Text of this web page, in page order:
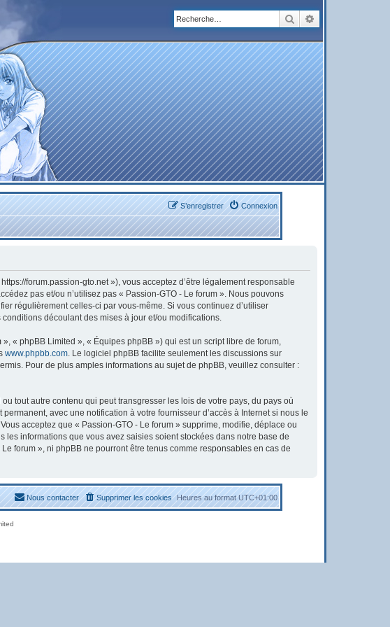
Rechercher
Connexion
S’enregistrer
forum.passion-gto.net »), vous acceptez d’être légalement responsable
pas et/ou n’utilisez pas « Passion-GTO - Le forum ». Nous pouvons
régulièrement celles-ci par vous-même. Si vous continuez d’utiliser
découlant des mises à jour et/ou modifications.
« phpBB Limited », « Équipes phpBB ») qui est un script libre de forum,
www.phpbb.com. Le logiciel phpBB facilite seulement les discussions sur
Pour de plus amples informations au sujet de phpBB, veuillez consulter :
tout autre contenu qui peut transgresser les lois de votre pays, du pays où
avec une notification à votre fournisseur d’accès à Internet si nous le
acceptez que « Passion-GTO - Le forum » supprime, modifie, déplace ou
informations que vous avez saisies soient stockées dans notre base de
forum », ni phpBB ne pourront être tenus comme responsables en cas de
Heures au formatUTC+01:00
Supprimer les cookies
Nous contacter